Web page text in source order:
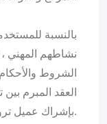
بالنسبة
نشاطهم المهني
الشروط والأحكام
العقد المبرم
بإشراك عميل تروف كمستخدم وصاحب عمل.